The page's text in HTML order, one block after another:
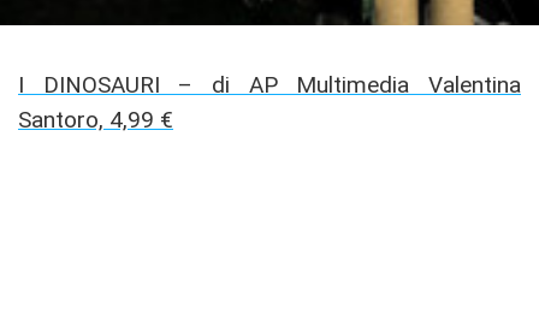
I DINOSAURI – di AP Multimedia Valentina
Santoro, 4,99 €